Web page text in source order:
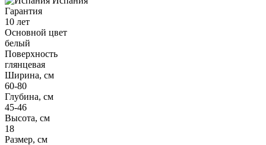
Гарантия
10 лет
Основной цвет
белый
Поверхность
глянцевая
Ширина, см
60-80
Глубина, см
45-46
Высота, см
18
Размер, см